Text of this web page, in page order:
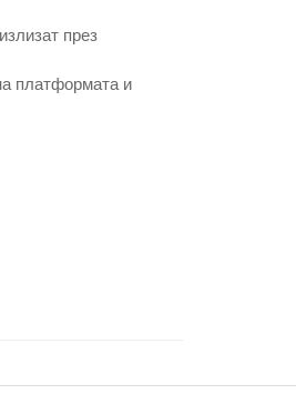
през
платформата и